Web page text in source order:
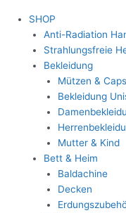
SHOP
Anti-Radiation
Strahlungsfreie
Bekleidung
Mützen & Caps
Bekleidung
Mutter & Kind
Bett & Heim
Baldachine
Decken